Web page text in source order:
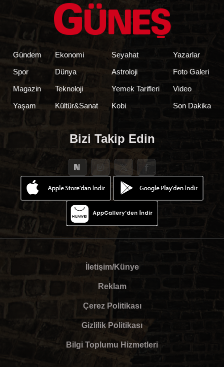
Gündem
Spor
Magazin
Yaşam
Ekonomi
Dünya
Teknoloji
Kültür&Sanat
Seyahat
Astroloji
Yemek Tarifleri
Kobi
Yazarlar
Foto Galeri
Video
Son Dakika
Bizi Takip Edin
İletişim/Künye
Reklam
Çerez Politikası
Gizlilik Politikası
Bilgi Toplumu Hizmetleri